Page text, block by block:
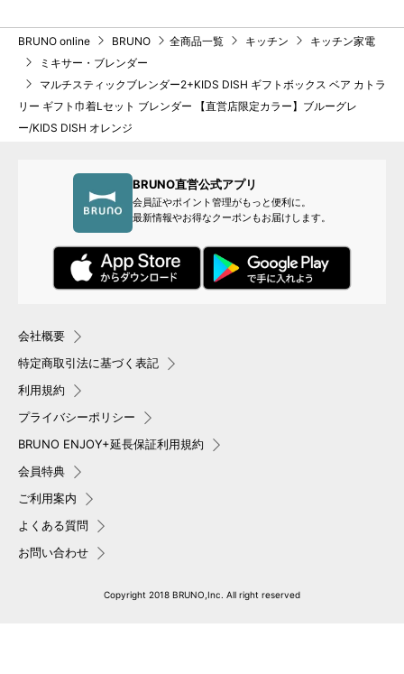
BRUNO online BRUNO 全商品一覧 キッチン
キッチン家電
ミキサー・ブレンダー
マルチスティックブレンダー2+KIDS DISH ギフトボックス ベア カトラ
リー ギフト巾着Lセット ブレンダー 【直営店限定カラー】ブルーグレ
ー/KIDS DISH オレンジ
BRUNO直営公式アプリ
会員証やポイント管理がもっと便利に。
最新情報やお得なクーポンもお届けします。
会社概要
特定商取引法に基づく表記
利用規約
プライバシーポリシー
BRUNO ENJOY+延長保証利用規約
会員特典
ご利用案内
よくある質問
お問い合わせ
Copyright 2018 BRUNO,Inc. All right reserved